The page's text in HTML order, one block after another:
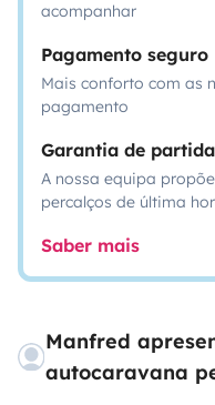
acompanhar
Pagamento seguro
Mais conforto com as
pagamento
Garantia de partida
A nossa equipa
percalços de última
Saber mais
Manfred
autocaravana